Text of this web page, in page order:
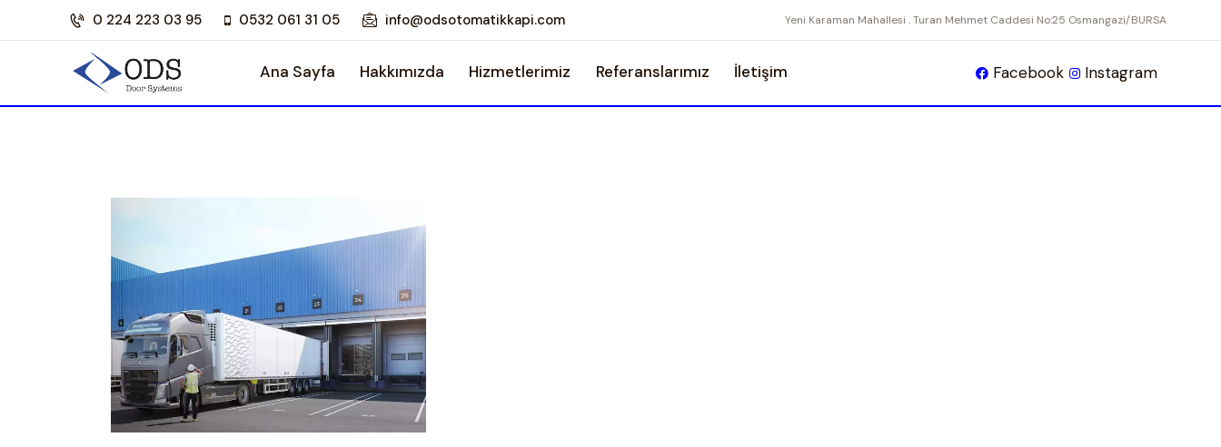
0 224 223 03 95 0532 061 31 05 info@odsotomatikkapi.com Yeni Karaman Mahallesi . Turan Mehmet Caddesi No:25 Osmangazi/BURSA
Ana Sayfa Hakkımızda Hizmetlerimiz Referanslarımız İletişim Facebook Instagram